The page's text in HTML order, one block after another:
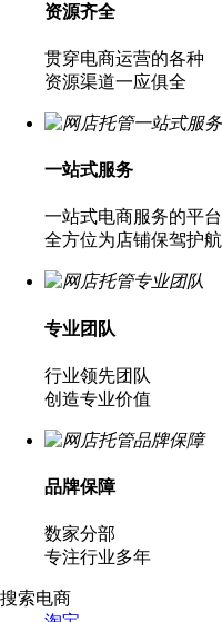
资源齐全
贯穿电商运营的各种
资源渠道一应俱全
一站式服务
一站式电商服务的平台
全方位为店铺保驾护航
专业团队
行业领先团队
创造专业价值
品牌保障
数家分部
专注行业多年
搜索电商